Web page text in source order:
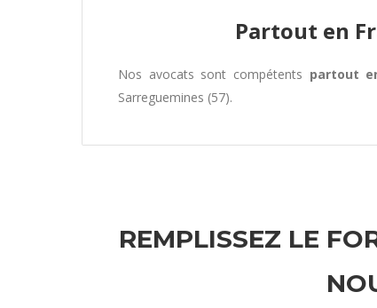
Partout en
Nos avocats sont compétents partout
Sarreguemines (57).
REMPLISSEZ LE